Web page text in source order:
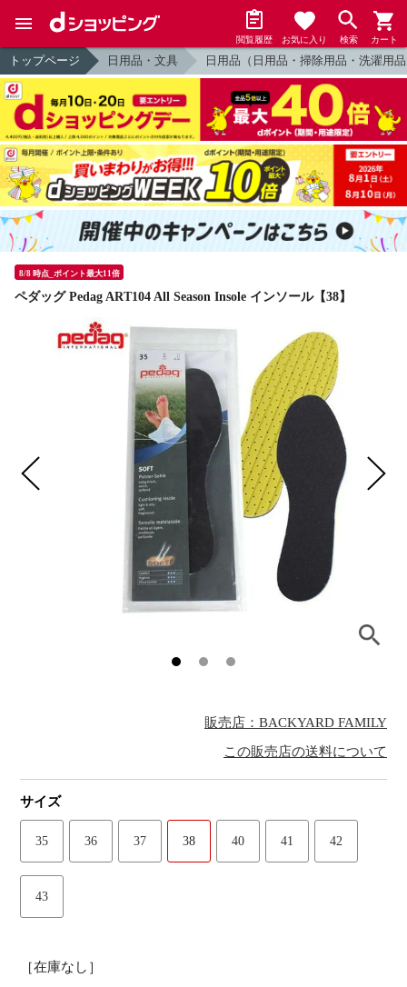
閲覧履歴 お気に入り 検索 カート
トップページ 日用品・文具 日用品（日用品・掃除用品・洗濯用
8/8 時点_ポイント最大11倍
ペダッグ Pedag ART104 All Season Insole インソール【38】
販売店：BACKYARD FAMILY
この販売店の送料について
サイズ
35 36 37 38 40 41 42
43
［在庫なし］